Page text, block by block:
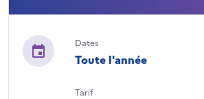
Dates
Toute l'année
Tarif